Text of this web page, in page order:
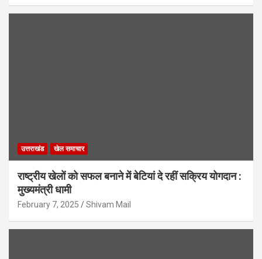
उत्तराखंड खेल समाचार
राष्ट्रीय खेलों को सफल बनाने में बेटियां दे रहीं सक्रिय योगदान :
मुख्यमंत्री धामी
February 7, 2025 Shivam Mail